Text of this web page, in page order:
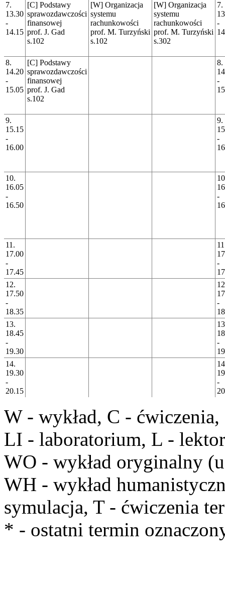
7.
13.30
-
14.15
[C] Podstawy
sprawozdawczości
finansowej
prof. J. Gad
s.102
[W] Organizacja
systemu
rachunkowości
prof. M. Turzyński
s.102
[W] Organizacja
systemu
rachunkowości
prof. M. Turzyński
s.302
7.
-
8.
14.20
-
15.05
[C] Podstawy
sprawozdawczości
finansowej
prof. J. Gad
s.102
8.
-
9.
15.15
-
16.00
9.
-
10.
16.05
-
16.50
-
11.
17.00
-
17.45
-
12.
17.50
-
18.35
-
13.
18.45
-
19.30
-
14.
19.30
-
20.15
-
W- wykład, C - ćwiczenia,
LI - laboratorium, L -
WO - wykład oryginalny
WH - wykład
symulacja, T- ćwiczenia
* - ostatni termin